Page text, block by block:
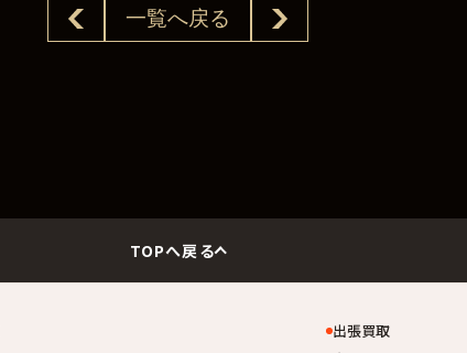
一覧へ戻る
TOPへ戻る
出張買取